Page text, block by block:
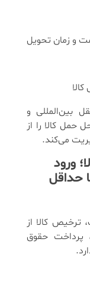
و زمان تحویل
بین‌المللی و
حمل کالا را از
می‌کند.
ورود
حداقل
ترخیص کالا از
پرداخت حقوق